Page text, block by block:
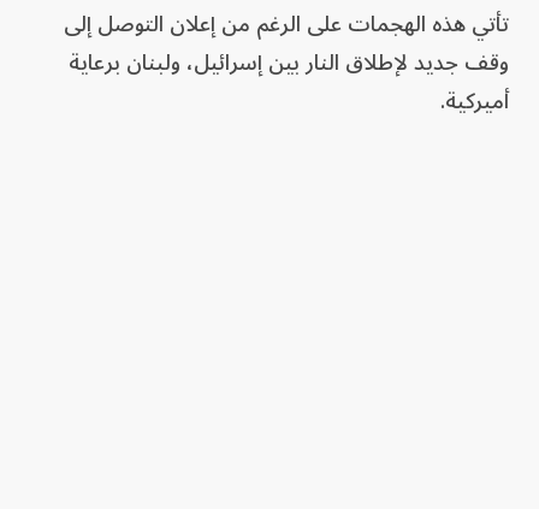
تأتي هذه الهجمات على الرغم من إعلان التوصل إلى
وقف جديد لإطلاق النار بين إسرائيل، ولبنان برعاية
أميركية.